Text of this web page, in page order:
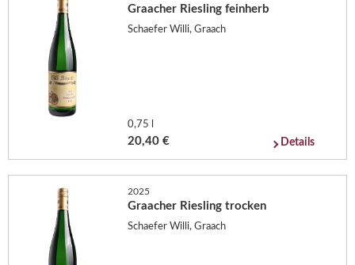
Graacher Riesling feinherb
Schaefer Willi, Graach
0,75 l
20,40 € Details
2025
Graacher Riesling trocken
Schaefer Willi, Graach